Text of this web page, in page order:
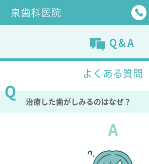
Q&A
よくある質問
治療した歯がしみるのはなぜ？
A